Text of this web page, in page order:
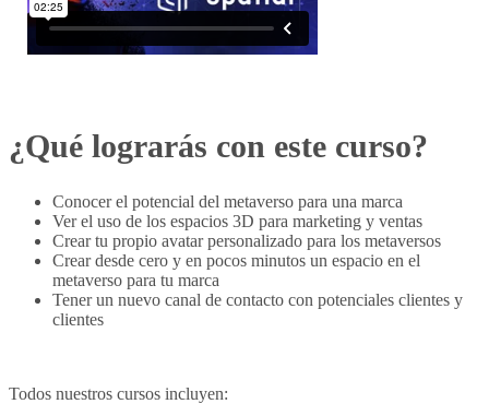
¿Qué lograrás con este curso?
Conocer el potencial del metaverso para una marca
Ver el uso de los espacios 3D para marketing y ventas
Crear tu propio avatar personalizado para los metaversos
Crear desde cero y en pocos minutos un espacio en el
metaverso para tu marca
Tener un nuevo canal de contacto con potenciales clientes y
clientes
Todos nuestros cursos incluyen: